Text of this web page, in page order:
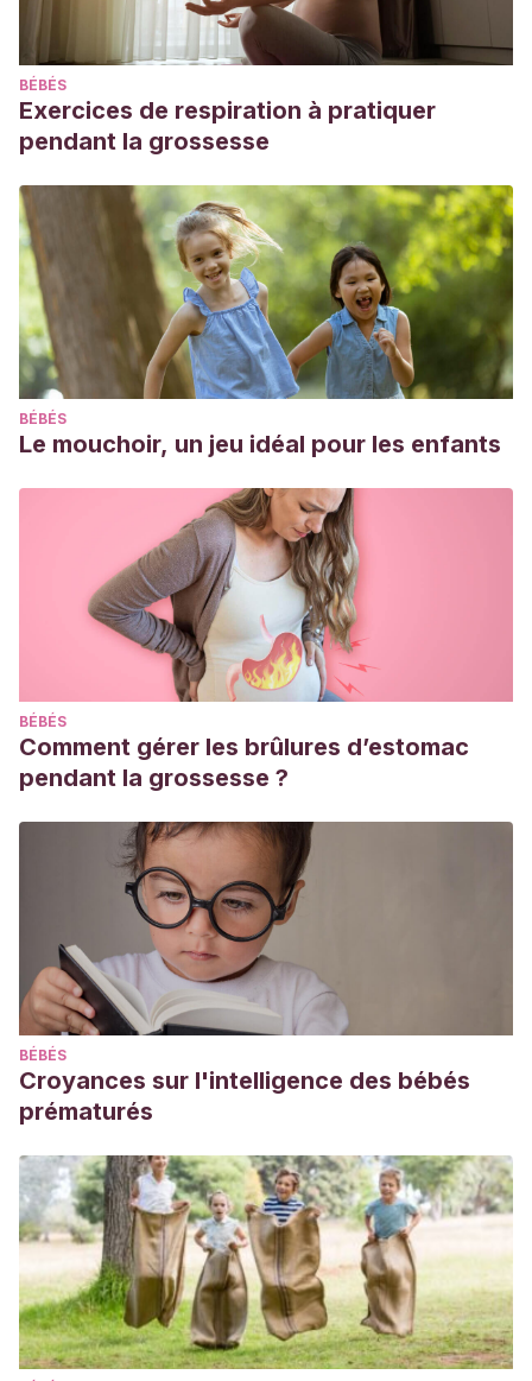
BÉBÉS
Exercices de respiration à pratiquer
pendant la grossesse
BÉBÉS
Le mouchoir, un jeu idéal pour les enfants
BÉBÉS
Comment gérer les brûlures d’estomac
pendant la grossesse ?
BÉBÉS
Croyances sur l'intelligence des bébés
prématurés